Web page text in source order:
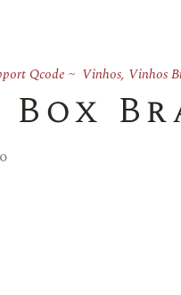
Qcode Vinhos, Vinhos
Box